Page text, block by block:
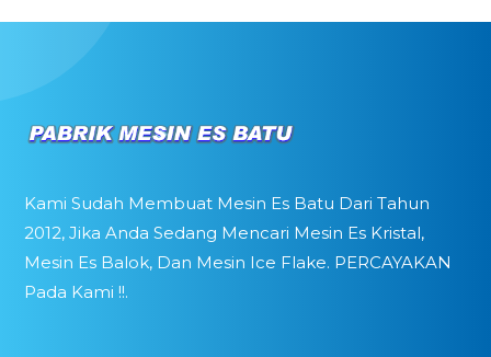
Kami Sudah Membuat Mesin Es Batu Dari Tahun
2012, Jika Anda Sedang Mencari Mesin Es Kristal,
Mesin Es Balok, Dan Mesin Ice Flake. PERCAYAKAN
Pada Kami !!.